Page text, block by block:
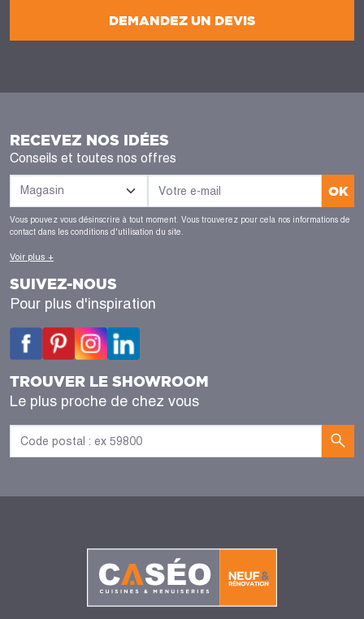
DEMANDEZ UN DEVIS
RECEVEZ NOS IDÉES
Conseils et toutes nos offres
OK
Vous pouvez vous désinscrire à tout moment. Vous trouverez pour cela nos informations de
contact dans les conditions d'utilisation du site.
Voir plus +
SUIVEZ-NOUS
Pour plus d'inspiration
TROUVER LE SHOWROOM
Le plus proche de chez vous